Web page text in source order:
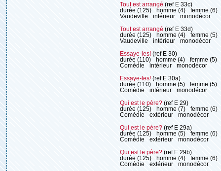
Tout est arrangé (ref E 33c)
durée (125)
homme (4)
femme (6)
Vaudeville
intérieur monodécor
Tout est arrangé (ref E 33d)
durée (125)
homme (4)
femme (5)
Vaudeville
intérieur monodécor
Essaye-les! (ref E 30)
durée (110)
homme (4)
femme (5)
Comédie
intérieur monodécor
Essaye-les! (ref E 30a)
durée (110)
homme (5)
femme (5)
Comédie
intérieur monodécor
Qui est le père? (ref E 29)
durée (125)
homme (7)
femme (6)
Comédie
extérieur monodécor
Qui est le père? (ref E 29a)
durée (125)
homme (5)
femme (6)
Comédie
extérieur monodécor
Qui est le père? (ref E 29b)
durée (125)
homme (4)
femme (6)
Comédie
extérieur monodécor